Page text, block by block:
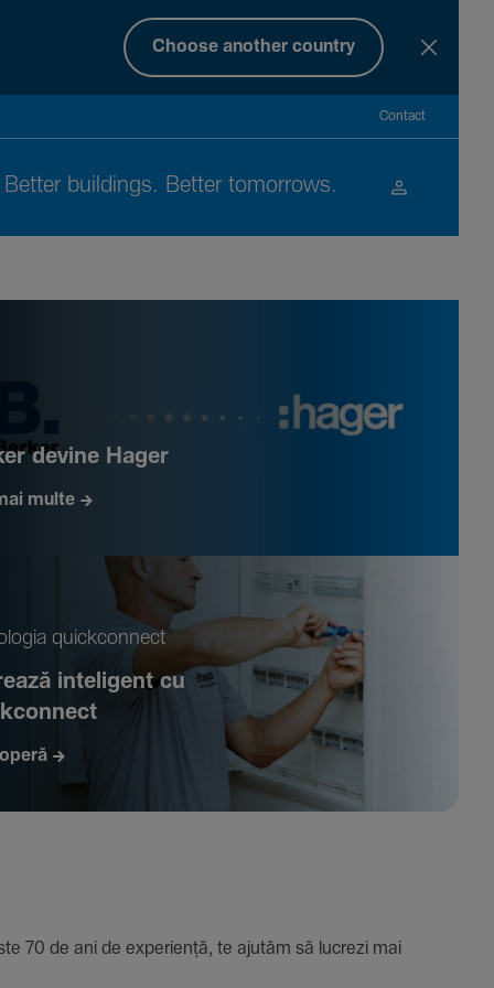
Choose another country
Contact
Better buil­dings. Better tomor­rows.
devine Hager
multe
quickconnect
inte­li­gent cu
de ani de expe­riență, te ajutăm să lucrezi mai